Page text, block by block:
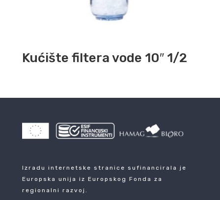
Kućište filtera vode 10″ 1/2
Izradu internetske stranice sufinancirala je
Europska unija iz Europskog Fonda za
regionalni razvoj.